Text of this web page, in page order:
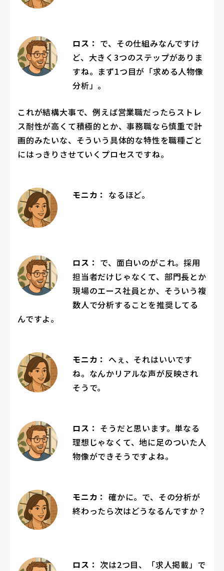
ロス： で、その仕組みなんですけ
ど、大きく3つのステップがありま
すね。まず1つ目が「求める人物像
分析」。
これが結構大事で、例えば営業職だったらストレ
ス耐性が高くて積極的とか、事務職なら慎重で計
画的みたいな、そういう具体的な特性を職種ごと
にはっきりさせていくプロセスですね。
モニカ： なるほど。
ロス： で、面白いのがこれ。採用
担当者だけじゃなくて、部門長とか
現場のエース社員とか、そういう複
数人で分析することを推奨してる
んですよ。
モニカ： へぇ、それはいいです
ね。なんかリアルな声が反映され
そうで。
ロス： そうだと思います。単なる
理想じゃなくて、地に足のついた人
物像ができそうですよね。
モニカ： 確かに。で、その分析が
終わったら次はどうなるんですか？
ロス： 次は2つ目、「求人掲載」で